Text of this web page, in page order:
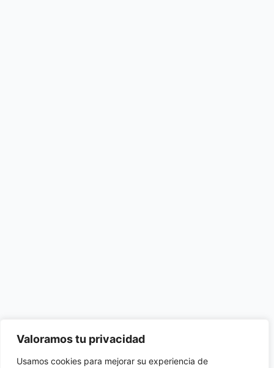
Valoramos tu privacidad
Usamos cookies para mejorar su experiencia de